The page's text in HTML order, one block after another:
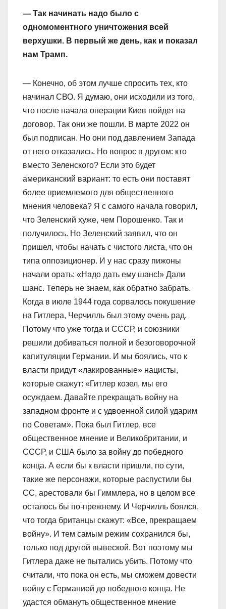
— Так начинать надо было с
одномоментного уничтожения всей
верхушки. В первый же день, как и показал
нам Трамп.
— Конечно, об этом лучше спросить тех, кто
начинал СВО. Я думаю, они исходили из того,
что после начала операции Киев пойдет на
договор. Так они же пошли. В марте 2022 он
был подписан. Но они под давлением Запада
от него отказались. Но вопрос в другом: кто
вместо Зеленского? Если это будет
американский вариант: то есть они поставят
более приемлемого для общественного
мнения человека? Я с самого начала говорил,
что Зеленский хуже, чем Порошенко. Так и
получилось. Но Зеленский заявил, что он
пришел, чтобы начать с чистого листа, что он
типа оппозиционер. И у нас сразу пижоны
начали орать: «Надо дать ему шанс!» Дали
шанс. Теперь не знаем, как обратно забрать.
Когда в июле 1944 года сорвалось покушение
на Гитлера, Черчилль был этому очень рад.
Потому что уже тогда и СССР, и союзники
решили добиваться полной и безоговорочной
капитуляции Германии. И мы боялись, что к
власти придут «лакированные» нацисты,
которые скажут: «Гитлер козел, мы его
осуждаем. Давайте прекращать войну на
западном фронте и с удвоенной силой ударим
по Советам». Пока был Гитлер, все
общественное мнение и Великобритании, и
СССР, и США было за войну до победного
конца. А если бы к власти пришли, по сути,
такие же персонажи, которые распустили бы
СС, арестовали бы Гиммлера, но в целом все
осталось бы по-прежнему. И Черчилль боялся,
что тогда британцы скажут: «Все, прекращаем
войну». И тем самым режим сохранился бы,
только под другой вывеской. Вот поэтому мы
Гитлера даже не пытались убить. Потому что
считали, что пока он есть, мы сможем довести
войну с Германией до победного конца. Не
удастся обмануть общественное мнение